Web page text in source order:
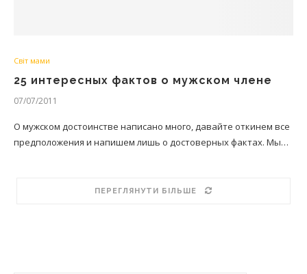
Світ мами
25 интересных фактов о мужском члене
07/07/2011
О мужском достоинстве написано много, давайте откинем все
предположения и напишем лишь о достоверных фактах. Мы…
ПЕРЕГЛЯНУТИ БІЛЬШЕ